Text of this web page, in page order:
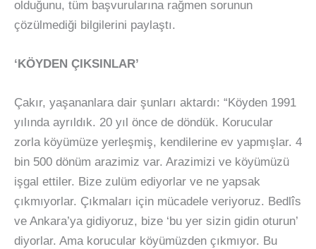
olduğunu, tüm başvurularına rağmen sorunun
çözülmediği bilgilerini paylaştı.
‘KÖYDEN ÇIKSINLAR’
Çakır, yaşananlara dair şunları aktardı: “Köyden 1991
yılında ayrıldık. 20 yıl önce de döndük. Korucular
zorla köyümüze yerleşmiş, kendilerine ev yapmışlar. 4
bin 500 dönüm arazimiz var. Arazimizi ve köyümüzü
işgal ettiler. Bize zulüm ediyorlar ve ne yapsak
çıkmıyorlar. Çıkmaları için mücadele veriyoruz. Bedlîs
ve Ankara’ya gidiyoruz, bize ‘bu yer sizin gidin oturun’
diyorlar. Ama korucular köyümüzden çıkmıyor. Bu